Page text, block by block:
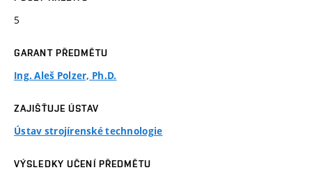
5
GARANT PŘEDMĚTU
Ing. Aleš Polzer, Ph.D.
ZAJIŠŤUJE ÚSTAV
Ústav strojírenské technologie
VÝSLEDKY UČENÍ PŘEDMĚTU